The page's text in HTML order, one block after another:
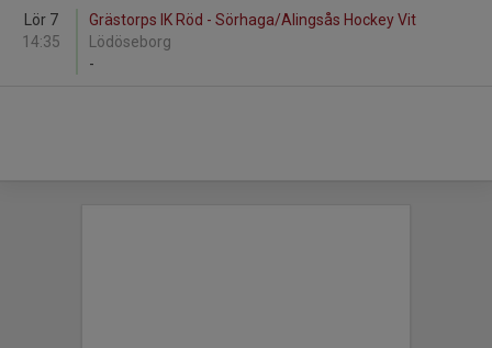
Lör 7
14:35
Grästorps IK Röd - Sörhaga/Alingsås Hockey Vit
Lödöseborg
-